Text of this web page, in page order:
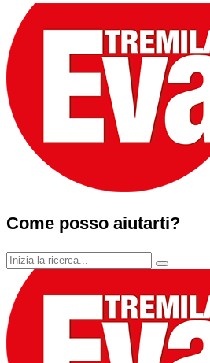
Come posso aiutarti?